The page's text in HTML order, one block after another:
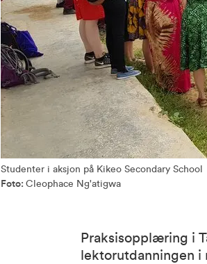
Studenter i aksjon på Kikeo Secondary School
Foto: Cleophace Ng'atigwa
Praksisopplæring i
lektorutdanningen i